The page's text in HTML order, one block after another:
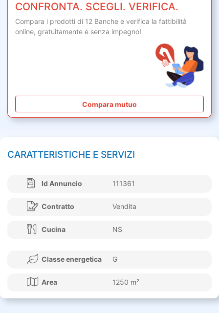
CONFRONTA. SCEGLI. VERIFICA.
Compara i prodotti di 12 Banche e verifica la fattibilità
online, gratuitamente e senza impegno!
Compara mutuo
CARATTERISTICHE E SERVIZI
Id Annuncio 111361
Contratto Vendita
Cucina NS
Classe energetica G
Area 1250 m²